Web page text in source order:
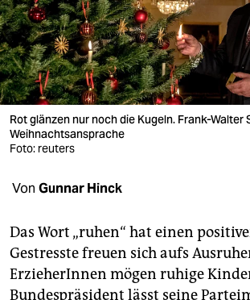
nord
wahrheit
verlag
verlag
veranstaltungen
unterstützen
abo
Rot glänzen nur noch die Kugeln. Frank-Walter
Weihnachtsansprache
Foto: reuters
Von Gunnar Hinck
Das Wort „ruhen“ hat einen
Gestresste freuen sich aufs
ErzieherInnen mögen ruhige
Bundespräsident lässt seine